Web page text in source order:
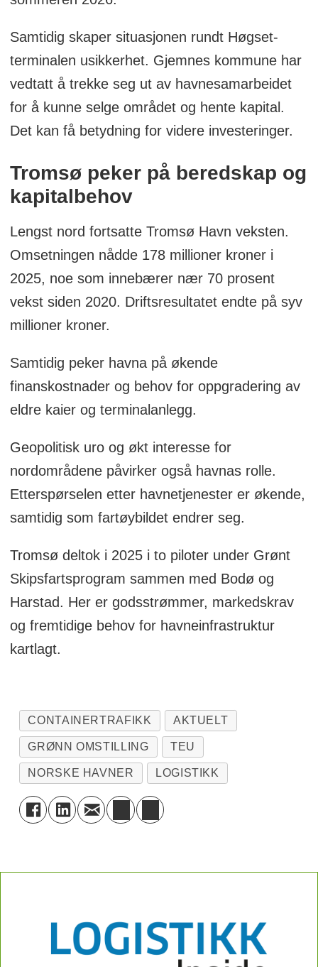
Samtidig skaper situasjonen rundt Høgset-
terminalen usikkerhet. Gjemnes kommune har
vedtatt å trekke seg ut av havnesamarbeidet
for å kunne selge området og hente kapital.
Det kan få betydning for videre investeringer.
Tromsø peker på beredskap og
kapitalbehov
Lengst nord fortsatte Tromsø Havn veksten.
Omsetningen nådde 178 millioner kroner i
2025, noe som innebærer nær 70 prosent
vekst siden 2020. Driftsresultatet endte på syv
millioner kroner.
Samtidig peker havna på økende
finanskostnader og behov for oppgradering av
eldre kaier og terminalanlegg.
Geopolitisk uro og økt interesse for
nordområdene påvirker også havnas rolle.
Etterspørselen etter havnetjenester er økende,
samtidig som fartøybildet endrer seg.
Tromsø deltok i 2025 i to piloter under Grønt
Skipsfartsprogram sammen med Bodø og
Harstad. Her er godsstrømmer, markedskrav
og fremtidige behov for havneinfrastruktur
kartlagt.
CONTAINERTRAFIKK AKTUELT
GRØNN OMSTILLING TEU
NORSKE HAVNER LOGISTIKK